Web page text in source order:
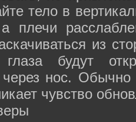
тело в
плечи
из
будут
через нос. Обычно
чувство